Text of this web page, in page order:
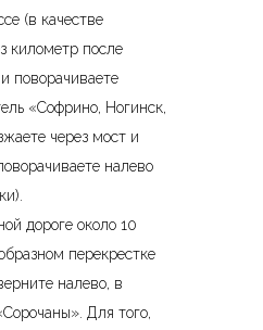
(в качестве
километр после
поворачиваете
«Софрино, Ногинск,
через мост и
налево
дороге около 10
перекрестке
налево, в
Для того,